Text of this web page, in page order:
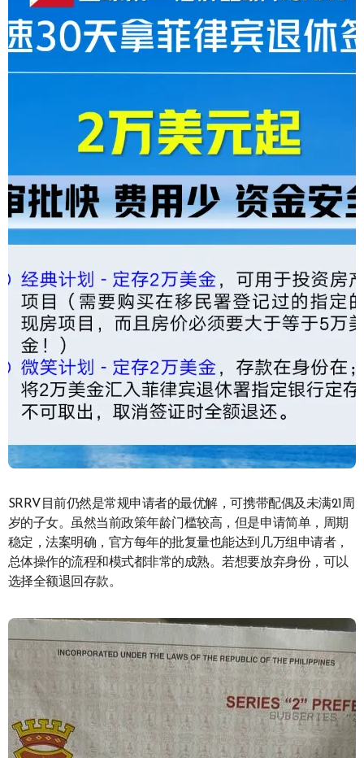
SRRV目前仍然是常规申请者的最优解，可携带配偶及未满21周
岁的子女。虽然当前政策年龄门槛较高，但是申请简单，周期
稳定，法案明确，官方每年的批复量也能达到几万组申请者，
总体操作的流程和模式都非常的成熟。若想要放弃身份，可以
选择全额退回存款。